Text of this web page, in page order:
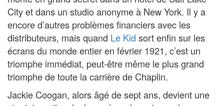
City et dans un studio anonyme à New York. Il y a
encore d’autres problèmes financiers avec les
distributeurs, mais quand Le Kid sort enfin sur les
écrans du monde entier en février 1921, c’est un
triomphe immédiat, peut-être même le plus grand
triomphe de toute la carrière de Chaplin.
Jackie Coogan, alors âgé de sept ans, devient une